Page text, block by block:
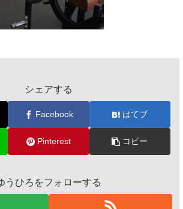
シェアする
Facebook はてブ
Pinterest コピー
うひろをフォローする